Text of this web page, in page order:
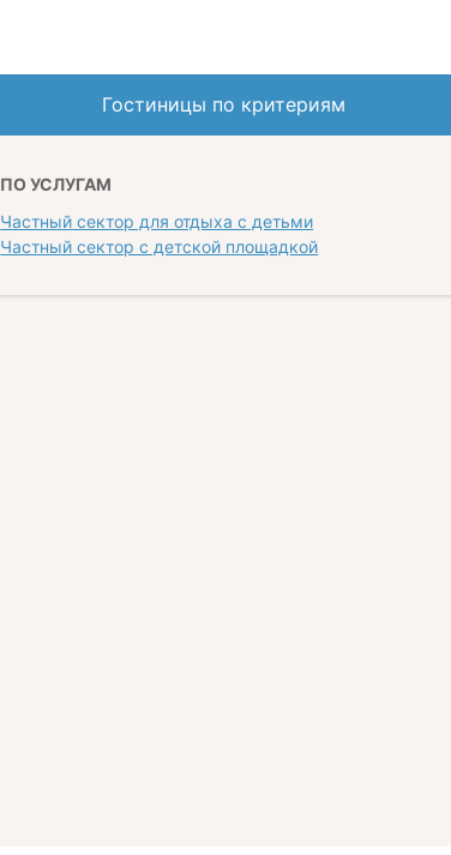
Гостиницы по критериям
ПО УСЛУГАМ
Частный сектор для отдыха с детьми
Частный сектор с детской площадкой